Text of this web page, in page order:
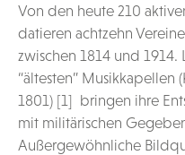
Von den heute 210
datieren achtzehn
zwischen 1814 und
“ältesten” Musikkapellen
1801) [1] bringen ihre
mit militärischen
Außergewöhnliche